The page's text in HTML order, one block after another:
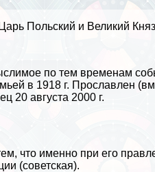
Польский и Великий
по тем временам
в 1918 г. Прославлен
20 августа 2000 г.
что именно при его
(советская).